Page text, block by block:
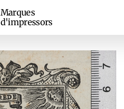
Marques
d'impressors